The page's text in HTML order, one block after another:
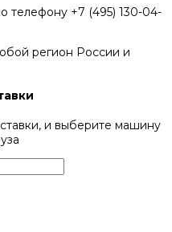
телефону +7 (495) 130-04-
регион России и
и выберите машину